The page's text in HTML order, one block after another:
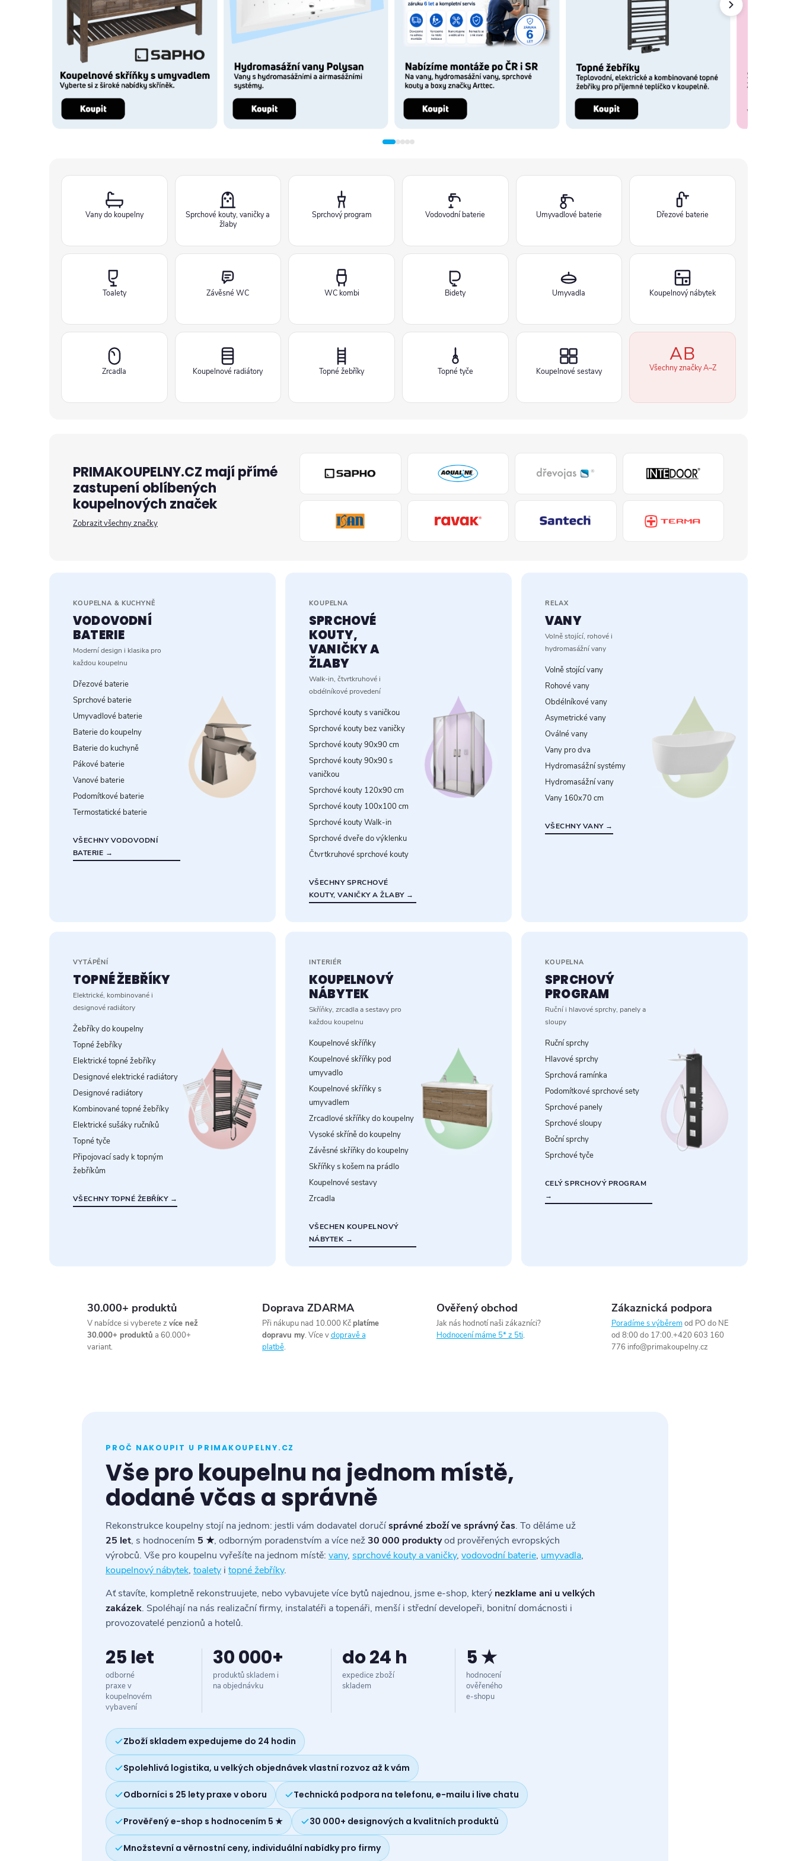
Vany do koupelny
Sprchové kouty, vaničky a
žlaby
Sprchový program Vodovodní baterie Umyvadlové baterie Dřezové baterie
Toalety Závěsné WC WC kombi Bidety Umyvadla Koupelnový nábytek
Zrcadla Koupelnové radiátory Topné žebříky Topné tyče Koupelnové sestavy
AB
Všechny značky A–Z
PRIMAKOUPELNY.CZ mají přímé
zastupení oblíbených
koupelnových značek
Zobrazit všechny značky
KOUPELNA & KUCHYNĚ
VODOVODNÍ
BATERIE
Moderní design i klasika pro
každou koupelnu
Dřezové baterie
Sprchové baterie
Umyvadlové baterie
Baterie do koupelny
Baterie do kuchyně
Pákové baterie
Vanové baterie
Podomítkové baterie
Termostatické baterie
VŠECHNY VODOVODNÍ
BATERIE →
KOUPELNA
SPRCHOVÉ
KOUTY,
VANIČKY A
ŽLABY
Walk-in, čtvrtkruhové i
obdélníkové provedení
Sprchové kouty s vaničkou
Sprchové kouty bez vaničky
Sprchové kouty 90x90 cm
Sprchové kouty 90x90 s
vaničkou
Sprchové kouty 120x90 cm
Sprchové kouty 100x100 cm
Sprchové kouty Walk-in
Sprchové dveře do výklenku
Čtvrtkruhové sprchové kouty
VŠECHNY SPRCHOVÉ
KOUTY, VANIČKY A ŽLABY →
RELAX
VANY
Volně stojící, rohové i
hydromasážní vany
Volně stojící vany
Rohové vany
Obdélníkové vany
Asymetrické vany
Oválné vany
Vany pro dva
Hydromasážní systémy
Hydromasážní vany
Vany 160x70 cm
VŠECHNY VANY →
VYTÁPĚNÍ
TOPNÉ ŽEBŘÍKY
Elektrické, kombinované i
designové radiátory
Žebříky do koupelny
Topné žebříky
Elektrické topné žebříky
Designové elektrické radiátory
Designové radiátory
Kombinované topné žebříky
Elektrické sušáky ručníků
Topné tyče
Připojovací sady k topným
žebříkům
VŠECHNY TOPNÉ ŽEBŘÍKY →
INTERIÉR
KOUPELNOVÝ
NÁBYTEK
Skříňky, zrcadla a sestavy pro
každou koupelnu
Koupelnové skříňky
Koupelnové skříňky pod
umyvadlo
Koupelnové skříňky s
umyvadlem
Zrcadlové skříňky do koupelny
Vysoké skříně do koupelny
Závěsné skříňky do koupelny
Skříňky s košem na prádlo
Koupelnové sestavy
Zrcadla
VŠECHEN KOUPELNOVÝ
NÁBYTEK →
KOUPELNA
SPRCHOVÝ
PROGRAM
Ruční i hlavové sprchy, panely a
sloupy
Ruční sprchy
Hlavové sprchy
Sprchová ramínka
Podomítkové sprchové sety
Sprchové panely
Sprchové sloupy
Boční sprchy
Sprchové tyče
CELÝ SPRCHOVÝ PROGRAM
→
30.000+ produktů
V nabídce si vyberete z více než
30.000+ produktů a 60.000+
variant.
Doprava ZDARMA
Při nákupu nad 10.000 Kčplatíme
dopravu my. Více vdopravě a
platbě.
Ověřený obchod
Jak nás hodnotí naši zákazníci?
Hodnocení máme 5* z 5ti.
Zákaznická podpora
Poradíme s výběremod PO do NE
od 8:00 do 17:00.+420 603 160
776 info@primakoupelny.cz
PROČ NAKOUPIT U PRIMAKOUPELNY.CZ
Vše pro koupelnu na jednom místě,
dodané včas a správně
Rekonstrukce koupelny stojí na jednom: jestli vám dodavatel doručísprávné zboží ve správný čas. To děláme už
25 let, s hodnocením 5 ★, odborným poradenstvím a více než30 000 produktyod prověřených evropských
výrobců. Vše pro koupelnu vyřešíte na jednom místě: vany, sprchové kouty a vaničky, vodovodní baterie, umyvadla,
koupelnový nábytek, toalety i topné žebříky.
Ať stavíte, kompletně rekonstruujete, nebo vybavujete více bytů najednou, jsme e-shop, který nezklame ani u velkých
zakázek. Spoléhají na nás realizační firmy, instalatéři a topenáři, menší i střední developeři, bonitní domácnosti i
provozovatelé penzionů a hotelů.
25 let
odborné
praxe v
koupelnovém
vybavení
30 000+
produktů skladem i
na objednávku
do 24 h
expedice zboží
skladem
5 ★
hodnocení
ověřeného
e-shopu
Zboží skladem expedujeme do 24 hodin
Spolehlivá logistika, u velkých objednávek vlastní rozvoz až k vám
Odborníci s 25 lety praxe v oboru Technická podpora na telefonu, e-mailu i live chatu
Prověřený e-shop s hodnocením 5 ★ 30 000+ designových a kvalitních produktů
Množstevní a věrnostní ceny, individuální nabídky pro firmy